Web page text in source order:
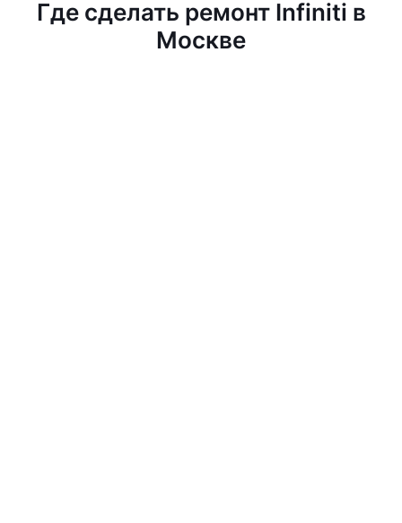
Где сделать ремонт Infiniti в
Москве